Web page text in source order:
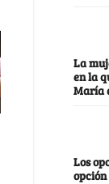
La
en la
María
Los